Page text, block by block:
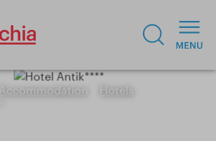
Accommodation
Hotels